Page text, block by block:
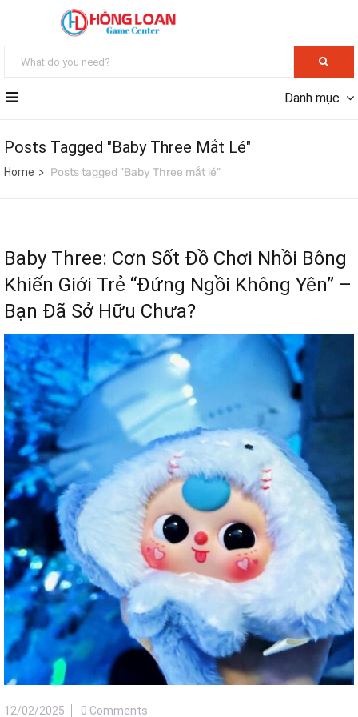
Danh mục
Posts Tagged "Baby Three Mắt Lé"
Home Posts tagged "Baby Three mắt lé"
Baby Three: Cơn Sốt Đồ Chơi Nhồi Bông
Khiến Giới Trẻ “Đứng Ngồi Không Yên” –
Bạn Đã Sở Hữu Chưa?
12/02/2025 0 Comments